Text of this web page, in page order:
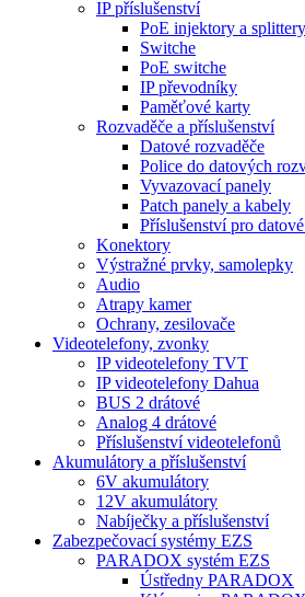
IP příslušenství
PoE injektory a splittery
Switche
PoE switche
IP převodníky
Paměťové karty
Rozvaděče a příslušenství
Datové rozvaděče
Police do datových
Vyvazovací panely
Patch panely a kabely
Příslušenství pro
Konektory
Výstražné prvky, samolepky
Audio
Atrapy kamer
Ochrany, zesilovače
Videotelefony, zvonky
IP videotelefony TVT
IP videotelefony Dahua
BUS 2 drátové
Analog 4 drátové
Příslušenství videotelefonů
Akumulátory a příslušenství
6V akumulátory
12V akumulátory
Nabíječky a příslušenství
Zabezpečovací systémy EZS
PARADOX systém EZS
Ústředny PARADOX